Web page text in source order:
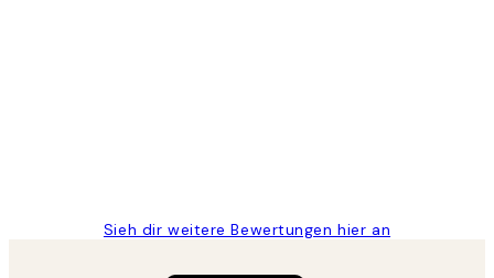
Sieh dir weitere Bewertungen hier an